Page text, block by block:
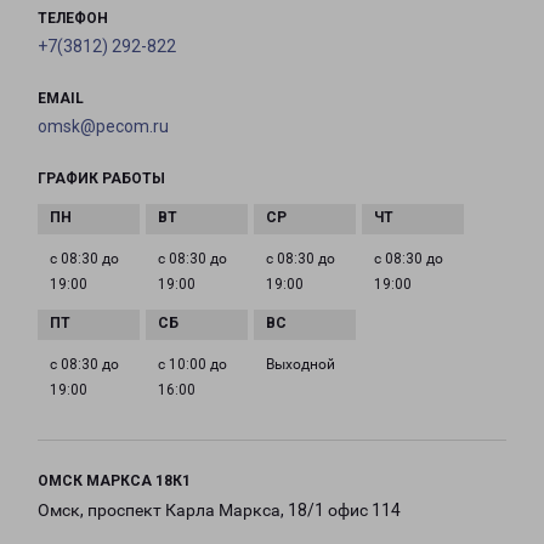
ТЕЛЕФОН
+7(3812) 292-822
EMAIL
omsk@pecom.ru
ГРАФИК РАБОТЫ
с 08:30 до
19:00
с 08:30 до
19:00
с 08:30 до
19:00
с 08:30 до
19:00
с 08:30 до
19:00
с 10:00 до
16:00
Выходной
ОМСК МАРКСА 18К1
Омск, проспект Карла Маркса, 18/1 офис 114